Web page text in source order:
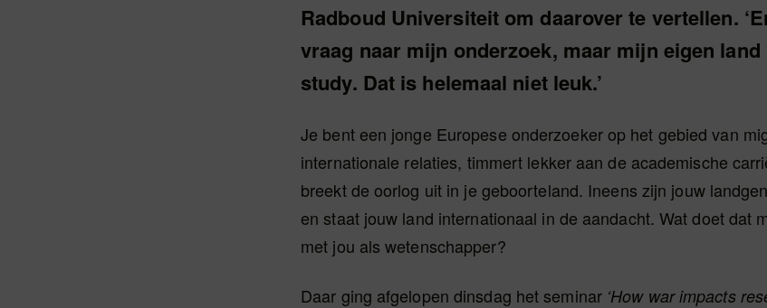
Radboud Universiteit om daarover te vertellen.
vraag naar mijn onderzoek, maar mijn eigen land
study. Dat is helemaal niet leuk.’
Je bent een jonge Europese onderzoeker op het gebied van
internationale relaties, timmert lekker aan de academische
breekt de oorlog uit in je geboorteland. Ineens zijn jouw
en staat jouw land internationaal in de aandacht. Wat doet dat
met jou als wetenschapper?
Daar ging afgelopen dinsdag het seminar ‘How war impacts